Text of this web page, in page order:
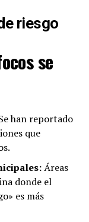
riesgo
se
han reportado
que
Áreas
donde el
es más